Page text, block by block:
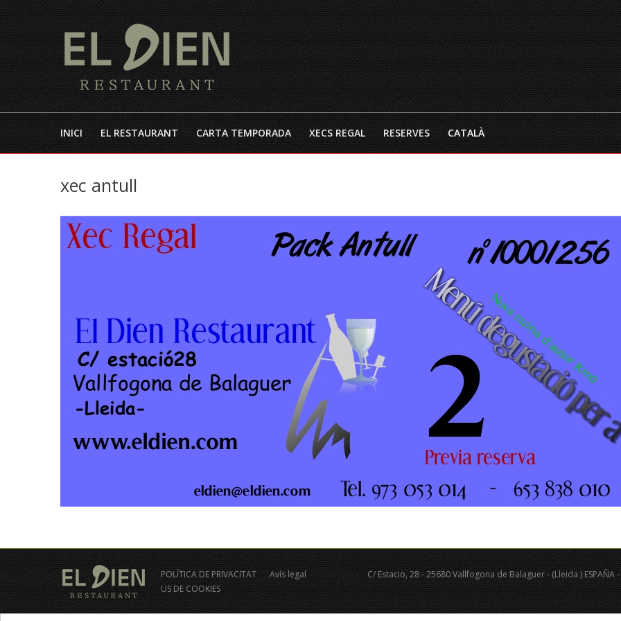
INICI EL RESTAURANT CARTA TEMPORADA XECS REGAL RESERVES CATALÀ
xec antull
POLÍTICA DE PRIVACITAT
Avís legal
US DE COOKIES
C/ Estacio, 28 - 25680 Vallfogona de Balaguer - (Lleida )
INICI EL RESTAURANT CARTA